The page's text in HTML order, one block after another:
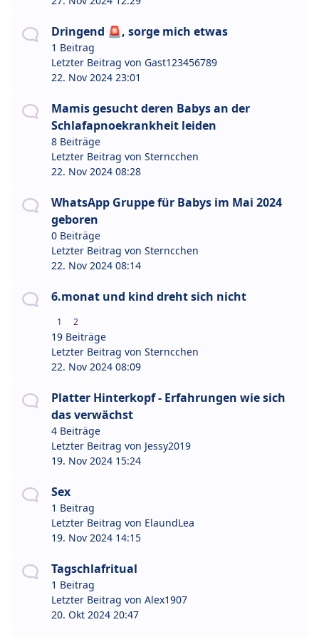
Dringend 🚨, sorge mich etwas
1 Beitrag
Letzter Beitrag von Gast123456789
22. Nov 2024 23:01
Mamis gesucht deren Babys an der
Schlafapnoekrankheit leiden
8 Beiträge
Letzter Beitrag von Sterncchen
22. Nov 2024 08:28
WhatsApp Gruppe für Babys im Mai 2024
geboren
0 Beiträge
Letzter Beitrag von Sterncchen
22. Nov 2024 08:14
6.monat und kind dreht sich nicht
1 2
19 Beiträge
Letzter Beitrag von Sterncchen
22. Nov 2024 08:09
Platter Hinterkopf - Erfahrungen wie sich
das verwächst
4 Beiträge
Letzter Beitrag von Jessy2019
19. Nov 2024 15:24
Sex
1 Beitrag
Letzter Beitrag von ElaundLea
19. Nov 2024 14:15
Tagschlafritual
1 Beitrag
Letzter Beitrag von Alex1907
20. Okt 2024 20:47